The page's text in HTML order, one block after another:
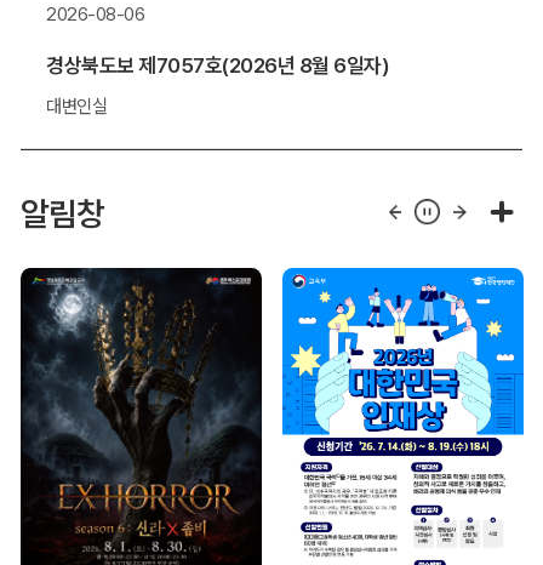
2026-08-06
경상북도보 제7057호(2026년 8월 6일자)
대변인실
알림창